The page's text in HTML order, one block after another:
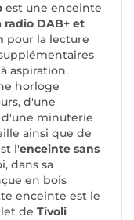
est une enceinte
radio DAB+ et
pour la lecture
aspiration.
horloge
d'une
minuterie
ainsi que de
l'enceinte sans
dans sa
en bois
enceinte est le
de Tivoli